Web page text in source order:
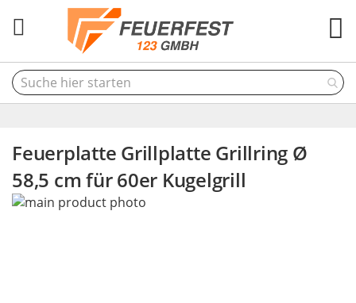
Feuerplatte Grillplatte Grillring Ø
58,5 cm für 60er Kugelgrill
Skip